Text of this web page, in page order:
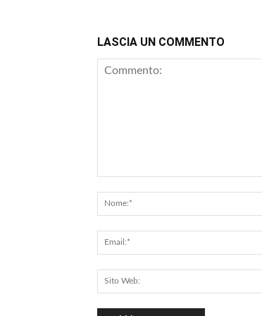
LASCIA UN COMMENTO